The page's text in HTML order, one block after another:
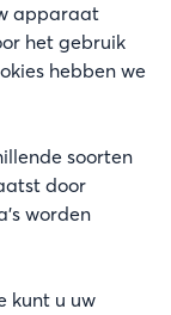
apparaat
het gebruik
hebben we
soorten
door
worden
kunt u uw